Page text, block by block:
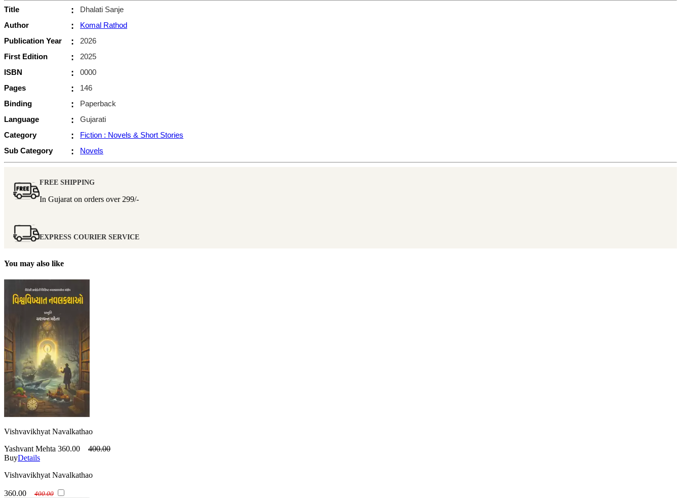
Title :
Dhalati Sanje
Author
:
Komal Rathod
Publication Year
:
2026
First Edition
:
2025
ISBN
:
0000
Pages
:
146
Binding
:
Paperback
Language
:
Gujarati
Category
:
Fiction : Novels & Short Stories
Sub Category
: Novels
FREE SHIPPING
In Gujarat on orders over 299/-
EXPRESS COURIER SERVICE
You may also like
Vishvavikhyat Navalkathao
Yashvant Mehta 360.00
400.00
BuyDetails
Vishvavikhyat Navalkathao
360.00 400.00